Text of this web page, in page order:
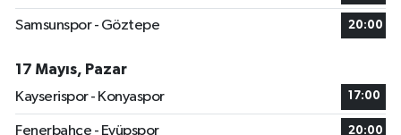
Samsunspor - Göztepe 20:00
17 Mayıs, Pazar
Kayserispor - Konyaspor
17:00
Fenerbahçe - Eyüpspor 20:00